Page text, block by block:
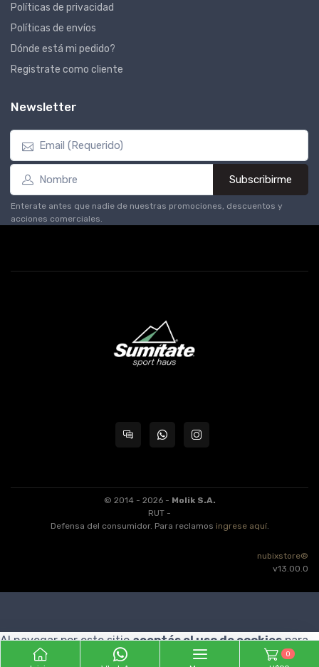
Políticas de privacidad
Políticas de envíos
Dónde está mi pedido?
Registrate como cliente
Newsletter
Subscribirme
Enterate antes que nadie de nuestras promociones, descuentos y
acciones comerciales.
© 2014 - 2026 - Molik S.A.
RUT -
Defensa del consumidor. Para reclamos ingrese aquí.
nubixstore®
v13.00.0
0
Al navegar por este sitioaceptás el uso de cookiespara
agilizar tu experiencia de compra.
ENTENDIDO